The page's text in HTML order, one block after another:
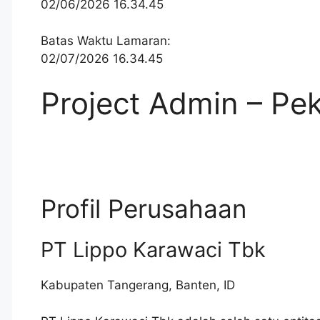
02/06/2026 16.34.45
Batas Waktu Lamaran:
02/07/2026 16.34.45
Project Admin –
Profil Perusahaan
PT Lippo Karawaci Tbk
Kabupaten Tangerang, Banten, ID